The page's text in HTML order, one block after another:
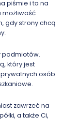
piśmie i to na
możliwość
gdy strony chcą
podmiotów.
który jest
prywatnych osób
zawrzeć na
a także Ci,